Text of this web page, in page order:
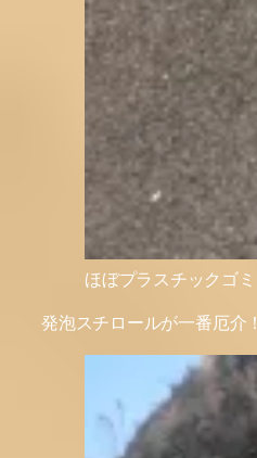
ほぼプラスチックゴミ
発泡スチロールが一番厄介！